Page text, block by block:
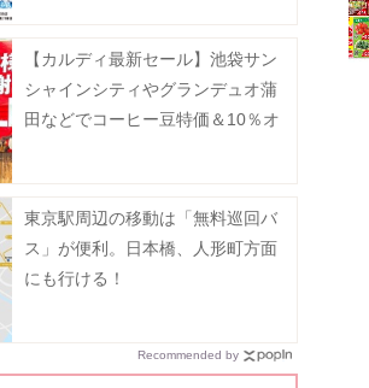
【カルディ最新セール】池袋サン
シャインシティやグランデュオ蒲
田などでコーヒー豆特価＆10％オ
東京駅周辺の移動は「無料巡回バ
ス」が便利。日本橋、人形町方面
にも行ける！
Recommended by